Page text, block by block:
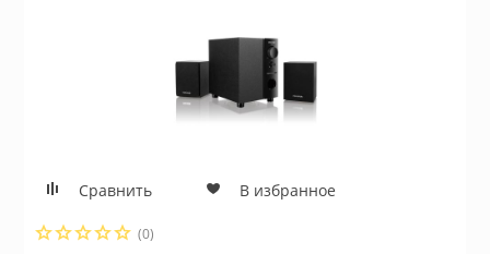
Сравнить В избранное
(0)